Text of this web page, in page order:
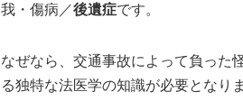
我・傷病／後遺症です。
なぜなら、交通事故によって負った
る独特な法医学の知識が必要となり